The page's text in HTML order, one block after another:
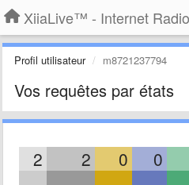
XiiaLive™ - Internet Radio
Profil utilisateur m8721237794
Vos requêtes par états
2 2 0 0